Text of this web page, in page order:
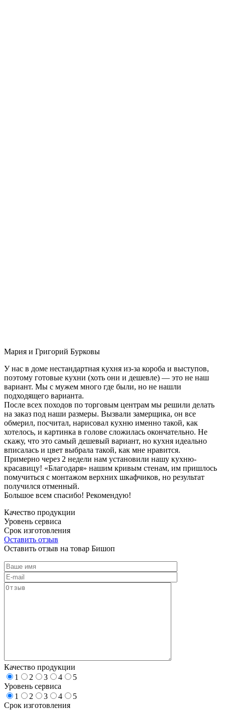
Мария и Григорий Бурковы
У нас в доме нестандартная кухня из-за короба и выступов,
поэтому готовые кухни (хоть они и дешевле) — это не наш
вариант. Мы с мужем много где были, но не нашли
подходящего варианта.
После всех походов по торговым центрам мы решили делать
на заказ под наши размеры. Вызвали замерщика, он все
обмерил, посчитал, нарисовал кухню именно такой, как
хотелось, и картинка в голове сложилась окончательно. Не
скажу, что это самый дешевый вариант, но кухня идеально
вписалась и цвет выбрала такой, как мне нравится.
Примерно через 2 недели нам установили нашу кухню-
красавицу! «Благодаря» нашим кривым стенам, им пришлось
помучиться с монтажом верхних шкафчиков, но результат
получился отменный.
Большое всем спасибо! Рекомендую!
Качество продукции
Уровень сервиса
Срок изготовления
Оставить отзыв
Оставить отзыв на товар Бишоп
Качество продукции
1
2 3 4
5
Уровень сервиса
1
2 3 4
5
Срок изготовления